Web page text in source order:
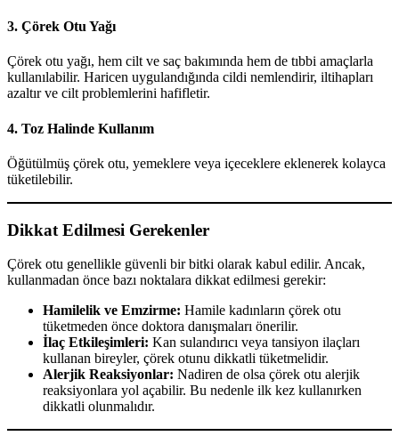
3. Çörek Otu Yağı
Çörek otu yağı, hem cilt ve saç bakımında hem de tıbbi amaçlarla
kullanılabilir. Haricen uygulandığında cildi nemlendirir, iltihapları
azaltır ve cilt problemlerini hafifletir.
4. Toz Halinde Kullanım
Öğütülmüş çörek otu, yemeklere veya içeceklere eklenerek kolayca
tüketilebilir.
Dikkat Edilmesi Gerekenler
Çörek otu genellikle güvenli bir bitki olarak kabul edilir. Ancak,
kullanmadan önce bazı noktalara dikkat edilmesi gerekir:
Hamilelik ve Emzirme: Hamile kadınların çörek otu
tüketmeden önce doktora danışmaları önerilir.
İlaç Etkileşimleri: Kan sulandırıcı veya tansiyon ilaçları
kullanan bireyler, çörek otunu dikkatli tüketmelidir.
Alerjik Reaksiyonlar: Nadiren de olsa çörek otu alerjik
reaksiyonlara yol açabilir. Bu nedenle ilk kez kullanırken
dikkatli olunmalıdır.